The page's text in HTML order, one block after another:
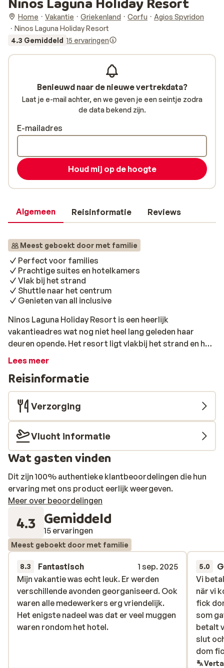
Home Vakantie Griekenland Corfu
Agios Spyridon
Ninos Laguna Holiday Resort
4.3 Gemiddeld 15 ervaringen
Algemeen Reisinformatie Reviews
Meest geboekt door met familie
Perfect voor families
Prachtige suites en hotelkamers
Vlak bij het strand
Shuttle naar het centrum
Genieten van all inclusive
Ninos Laguna Holiday Resort is een heerlijk
vakantieadres wat nog niet heel lang geleden haar
deuren opende. Het resort ligt vlakbij het strand en het
turquoise water van de Ionische Zee en is ideaal om
jouw verblijf uniek en speciaal te maken. Er is een lekker
zwembad met ligstoelen en parasols. Voor de kinderen
een apart bad en waterspeelplein. Je kunt een balletje
slaan op de tennisbaan of een rondje maken in de
fitnessruimte. Tweemaal per dag gaat er een
shuttlebus naar het centrum richting Acharavi of
Kassiopi. Zo heb je alles bij de hand voor een heerlijke
vakantie op het mooie Corfu!
Lees meer
Reisinformatie
Verzorging
Vlucht informatie
Wat gasten vinden
Dit zijn 100% authentieke klantbeoordelingen die hun
ervaring met ons product eerlijk weergeven.
Meer over beoordelingen
4.3 Gemiddeld
15 ervaringen
Meest geboekt door met familie
8.3 Fantastisch
1 sep. 2025
Mijn vakantie was echt leuk. Er werden
verschillende avonden georganiseerd. Ook
waren alle medewerkers erg vriendelijk.
Het enigste nadeel was dat er veel muggen
waren rondom het hotel.
Mijn vakantie was echt leuk. Er werden
verschillende avonden georganiseerd. Ook
waren alle medewerkers erg vriendelijk.
Het enigste nadeel was dat er veel muggen
waren rondom het hotel.
5.0
Vi
när vi
fick
som
betalt
slut
dom
slut
Vi
när vi
fick
som
betalt
slut
dom
Benieuwd naar de nieuwe vertrekdata?
Laat je e-mail achter, en we geven je een seintje zodra
de data bekend zijn.
E-mailadres
Houd mij op de hoogte